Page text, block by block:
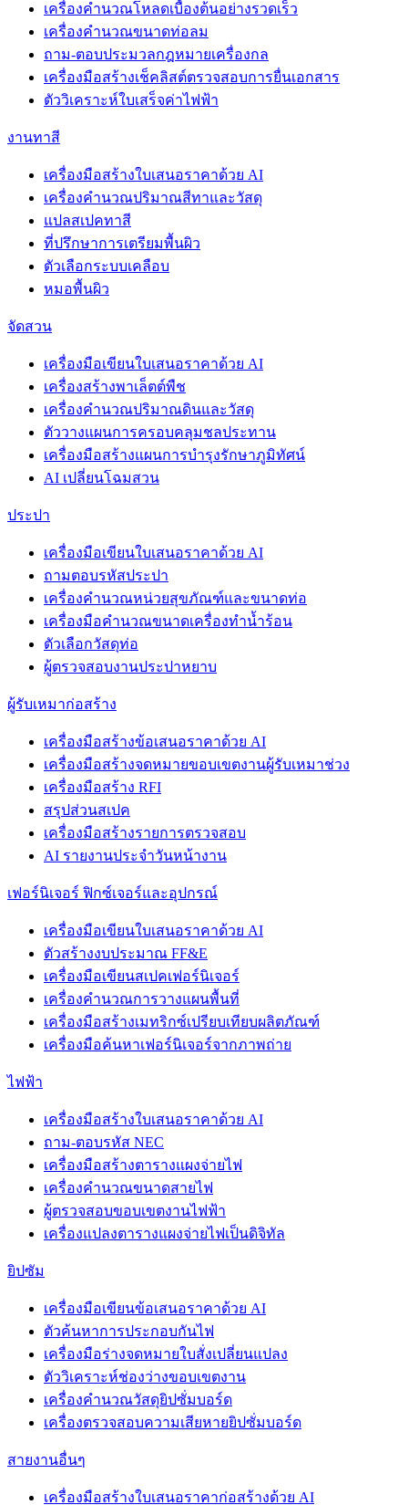
เครื่องคำนวณโหลดเบื้องต้นอย่างรวดเร็ว
เครื่องคำนวณขนาดท่อลม
ถาม-ตอบประมวลกฎหมายเครื่องกล
เครื่องมือสร้างเช็คลิสต์ตรวจสอบการยื่นเอกสาร
ตัววิเคราะห์ใบเสร็จค่าไฟฟ้า
งานทาสี
เครื่องมือสร้างใบเสนอราคาด้วย AI
เครื่องคำนวณปริมาณสีทาและวัสดุ
แปลสเปคทาสี
ที่ปรึกษาการเตรียมพื้นผิว
ตัวเลือกระบบเคลือบ
หมอพื้นผิว
จัดสวน
เครื่องมือเขียนใบเสนอราคาด้วย AI
เครื่องสร้างพาเล็ตต์พืช
เครื่องคำนวณปริมาณดินและวัสดุ
ตัววางแผนการครอบคลุมชลประทาน
เครื่องมือสร้างแผนการบำรุงรักษาภูมิทัศน์
AI เปลี่ยนโฉมสวน
ประปา
เครื่องมือเขียนใบเสนอราคาด้วย AI
ถามตอบรหัสประปา
เครื่องคำนวณหน่วยสุขภัณฑ์และขนาดท่อ
เครื่องมือคำนวณขนาดเครื่องทำน้ำร้อน
ตัวเลือกวัสดุท่อ
ผู้ตรวจสอบงานประปาหยาบ
ผู้รับเหมาก่อสร้าง
เครื่องมือสร้างข้อเสนอราคาด้วย AI
เครื่องมือสร้างจดหมายขอบเขตงานผู้รับเหมาช่วง
เครื่องมือสร้าง RFI
สรุปส่วนสเปค
เครื่องมือสร้างรายการตรวจสอบ
AI รายงานประจำวันหน้างาน
เฟอร์นิเจอร์ ฟิกซ์เจอร์และอุปกรณ์
เครื่องมือเขียนใบเสนอราคาด้วย AI
ตัวสร้างงบประมาณ FF&E
เครื่องมือเขียนสเปคเฟอร์นิเจอร์
เครื่องคำนวณการวางแผนพื้นที่
เครื่องมือสร้างเมทริกซ์เปรียบเทียบผลิตภัณฑ์
เครื่องมือค้นหาเฟอร์นิเจอร์จากภาพถ่าย
ไฟฟ้า
เครื่องมือสร้างใบเสนอราคาด้วย AI
ถาม-ตอบรหัส NEC
เครื่องมือสร้างตารางแผงจ่ายไฟ
เครื่องคำนวณขนาดสายไฟ
ผู้ตรวจสอบขอบเขตงานไฟฟ้า
เครื่องแปลงตารางแผงจ่ายไฟเป็นดิจิทัล
ยิปซัม
เครื่องมือเขียนข้อเสนอราคาด้วย AI
ตัวค้นหาการประกอบกันไฟ
เครื่องมือร่างจดหมายใบสั่งเปลี่ยนแปลง
ตัววิเคราะห์ช่องว่างขอบเขตงาน
เครื่องคำนวณวัสดุยิปซั่มบอร์ด
เครื่องตรวจสอบความเสียหายยิปซั่มบอร์ด
สายงานอื่นๆ
เครื่องมือสร้างใบเสนอราคาก่อสร้างด้วย AI